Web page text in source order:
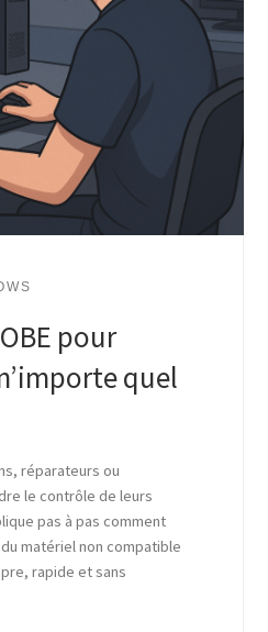
pour
quel
réparateurs ou
le contrôle de leurs
pas à pas comment
matériel non compatible
rapide et sans